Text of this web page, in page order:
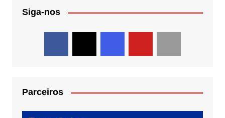
Siga-nos
Parceiros